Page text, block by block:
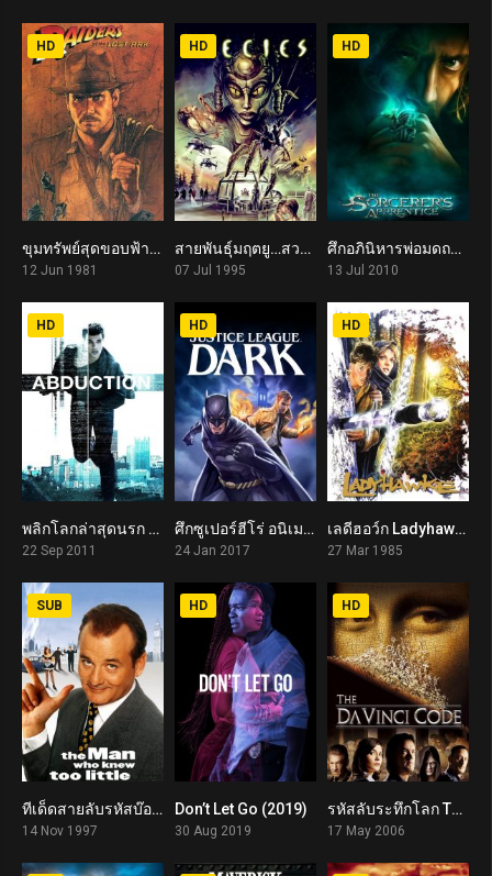
8.4
HD
ขุมทรัพย์สุดขอบฟ้า Raiders of the Lost Ark (1981)
12 Jun 1981
5.8
HD
สายพันธุ์มฤตยู…สวยสูบนรก Species (1995)
07 Jul 1995
6.1
HD
ศึกอภินิหารพ่อมดถล่มโลก The Sorcerer’s Apprentice (2010)
13 Jul 2010
5.5
HD
พลิกโลกล่าสุดนรก Abduction (2011)
22 Sep 2011
7.1
HD
ศึกซูเปอร์ฮีโร่ อนิเมะ Justice League Dark (2017)
24 Jan 2017
7.0
HD
เลดีฮอว์ก Ladyhawke (1985)
27 Mar 1985
6.7
SUB
ทีเด็ดสายลับรหัสบ๊องส์ The Man Who Knew Too Little (1997)
14 Nov 1997
6.1
HD
Don’t Let Go (2019)
30 Aug 2019
6.6
HD
รหัสลับระทึกโลก The Da Vinci Code (2006)
17 May 2006